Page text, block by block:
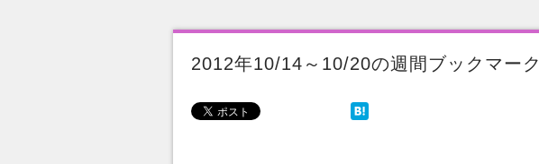
2012年10/14～10/20の週間ブックマーク